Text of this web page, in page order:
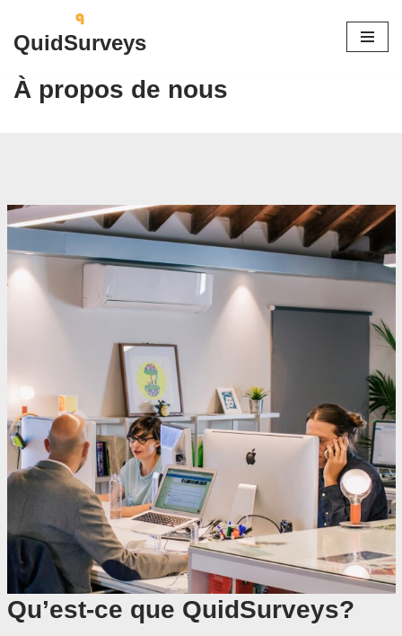
Aller
au
contenu
QuidSurveys
À propos de nous
Qu’est-ce que QuidSurveys?